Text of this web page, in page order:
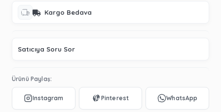
Kargo Bedava
Satıcıya Soru Sor
Ürünü Paylaş: